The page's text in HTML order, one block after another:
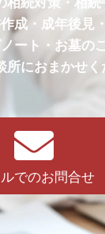
成・成年後見・
ート・お墓の
におまかせく
でのお問合せ